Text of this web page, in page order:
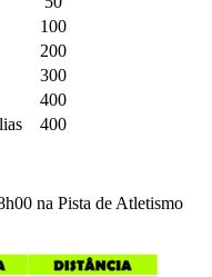
100
200
300
400
400
na Pista de Atletismo